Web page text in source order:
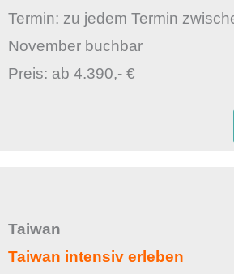
Termin: zu jedem Termin
November buchbar
Preis: ab 4.390,- €
Taiwan
Taiwan intensiv erleben